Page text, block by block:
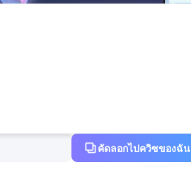
คัดลอกไปควิซของฉัน